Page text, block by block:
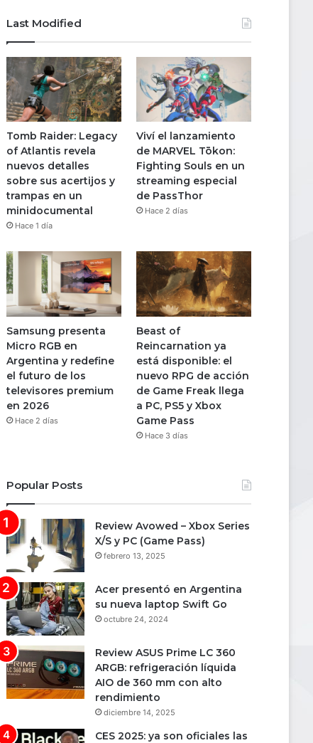
Last Modified
Tomb Raider: Legacy
of Atlantis revela
nuevos detalles
sobre sus acertijos y
trampas en un
minidocumental
Hace 1 día
Viví el lanzamiento
de MARVEL Tōkon:
Fighting Souls en un
streaming especial
de PassThor
Hace 2 días
Samsung presenta
Micro RGB en
Argentina y redefine
el futuro de los
televisores premium
en 2026
Hace 2 días
Beast of
Reincarnation ya
está disponible: el
nuevo RPG de acción
de Game Freak llega
a PC, PS5 y Xbox
Game Pass
Hace 3 días
Popular Posts
Review Avowed – Xbox Series
X/S y PC (Game Pass)
febrero 13, 2025
Acer presentó en Argentina
su nueva laptop Swift Go
octubre 24, 2024
Review ASUS Prime LC 360
ARGB: refrigeración líquida
AIO de 360 mm con alto
rendimiento
diciembre 14, 2025
CES 2025: ya son oficiales las